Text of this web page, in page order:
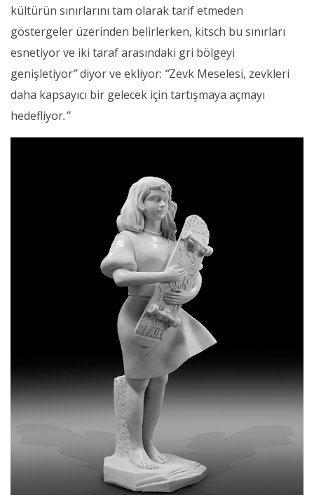
kültürün sınırlarını tam olarak tarif etmeden
göstergeler üzerinden belirlerken, kitsch bu sınırları
esnetiyor ve iki taraf arasındaki gri bölgeyi
genişletiyor”diyor ve ekliyor: “Zevk Meselesi, zevkleri
daha kapsayıcı bir gelecek için tartışmaya açmayı
hedefliyor.”